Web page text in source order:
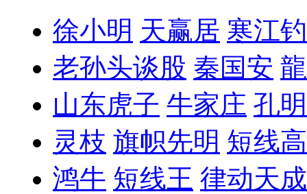
徐小明 天赢居 寒江
老孙头谈股 秦国安
山东虎子 牛家庄 孔
灵枝 旗帜先明 短线
鸿牛 短线王 律动天成